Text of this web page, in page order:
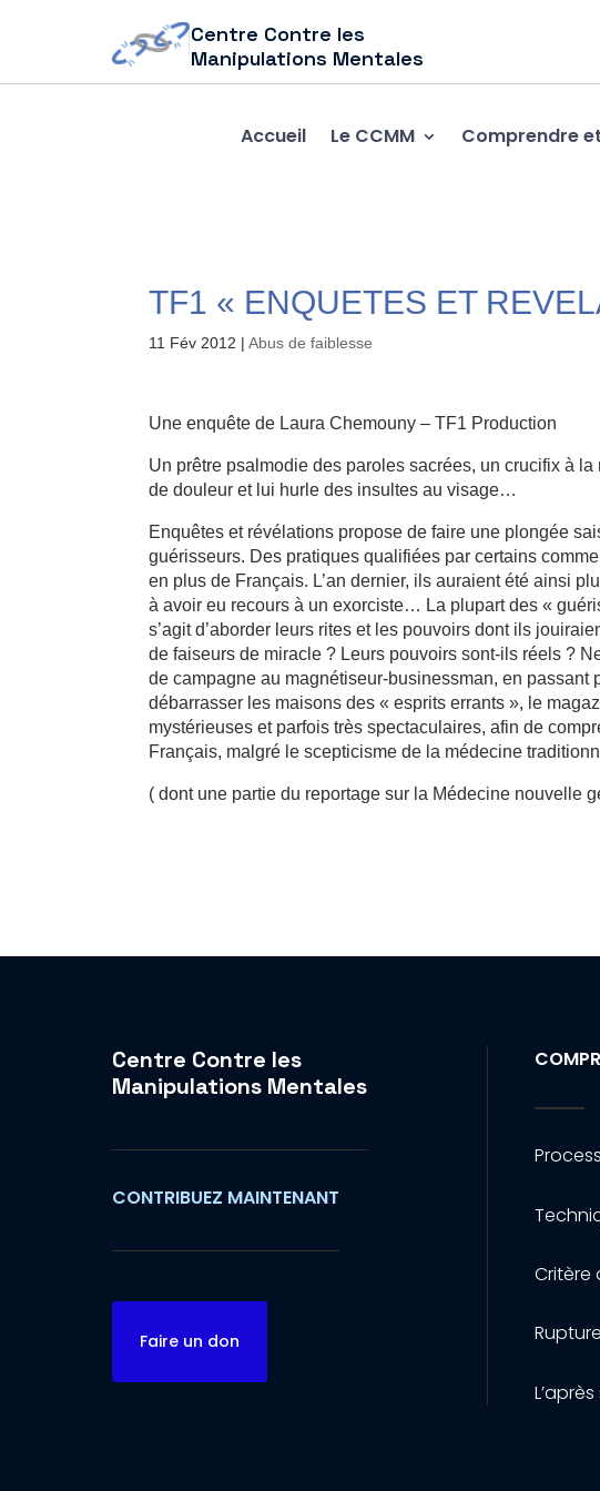
Centre Contre les
Manipulations Mentales
Accueil Le CCMM Comprendre
TF1 « ENQUETES ET
11 Fév 2012 |Abus de faiblesse
Une enquête de Laura Chemouny – TF1 Production
Un prêtre psalmodie des paroles sacrées, un crucifix à
de douleur et lui hurle des insultes au visage…
Enquêtes et révélations propose de faire une plongée
guérisseurs. Des pratiques qualifiées par certains
en plus de Français. L’an dernier, ils auraient été ainsi
à avoir eu recours à un exorciste… La plupart des «
s’agit d’aborder leurs rites et les pouvoirs dont ils
de faiseurs de miracle ? Leurs pouvoirs sont-ils réels ?
de campagne au magnétiseur-businessman, en
débarrasser les maisons des « esprits errants », le
mystérieuses et parfois très spectaculaires, afin de
Français, malgré le scepticisme de la médecine
( dont une partie du reportage sur la Médecine nouvelle
Centre Contre les
Manipulations Mentales
CONTRIBUEZ MAINTENANT
Faire un don
Critère